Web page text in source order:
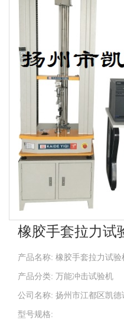
橡胶手套拉力试
产品名称: 橡胶手套拉力试验
产品分类: 万能冲击试验机
公司名称: 扬州市江都区凯德
型号规格: